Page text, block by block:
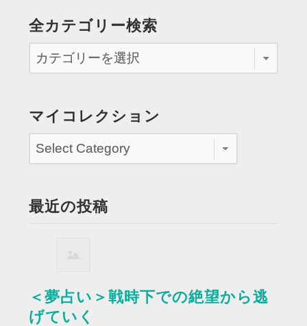
全カテゴリー検索
マイコレクション
最近の投稿
＜夢占い＞戦時下での絶望から逃
げていく